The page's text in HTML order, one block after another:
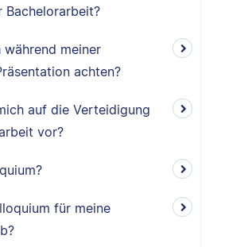
Bachelorarbeit?
während meiner
achten?
auf die Verteidigung
vor?
für meine